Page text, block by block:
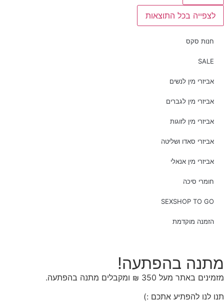
לצפייה בכל התוצאות
חנות סקס
SALE
אביזרי מין לנשים
אביזרי מין לגברים
אביזרי מין לזוגות
אביזרי סאדו ושליטה
אביזרי מין אנאלי
חומרי סיכה
SEXSHOP TO GO
הזמנה מוקדמת
מתנה בהפתעה!
מזמינים באתר מעל 350 ₪ ומקבלים מתנה בהפתעה.
תנו לנו להפתיע אתכם :)